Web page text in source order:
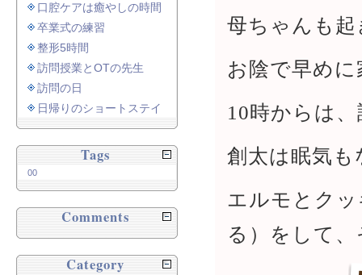
母ちゃんも
お陰で早め
10時からは
創太は眠気
エルモとク
る）をして
口腔ケアは癒やしの時間
卒業式の練習
整形5時間
訪問授業とOTの先生
訪問の日
日帰りのショートステイ
Tags
00
Comments
Category